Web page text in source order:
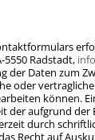
5550 Radstadt,
der Daten zum
oder
können.
der aufgrund
durch
Recht auf